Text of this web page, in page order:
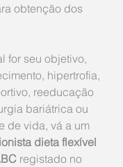
obtenção dos
for seu objetivo,
hipertrofia,
reeducação
bariátrica ou
de vida, vá a um
dieta flexível
registado no